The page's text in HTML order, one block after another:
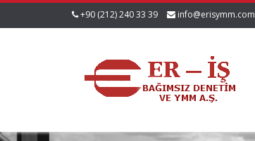
+90 (212) 240 33 39 info@erisymm.com